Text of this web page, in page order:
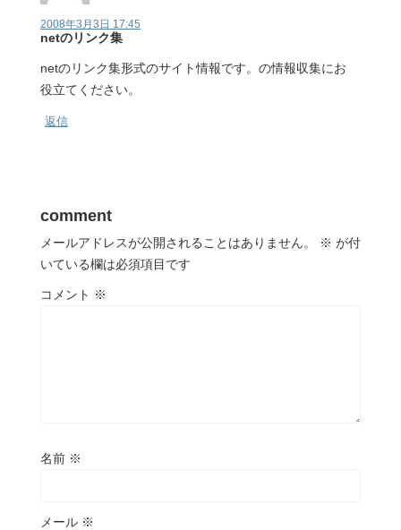
2008年3月3日 17:45
netのリンク集
netのリンク集形式のサイト情報です。の情報収集にお
役立てください。
返信
comment
メールアドレスが公開されることはありません。 ※ が付
いている欄は必須項目です
コメント ※
名前 ※
メール ※